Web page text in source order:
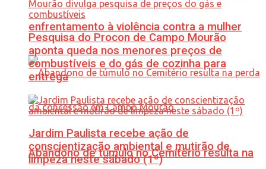
enfrentamento à violência contra a mulher
Abandono de túmulo no Cemitério resulta na
Pesquisa do Procon de Campo Mourão
aponta queda nos menores preços de
combustíveis e do gás de cozinha para
entrega
Jardim Paulista recebe ação de
conscientização ambiental e mutirão de
limpeza neste sábado (1º)